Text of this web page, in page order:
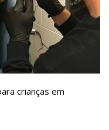
crianças em